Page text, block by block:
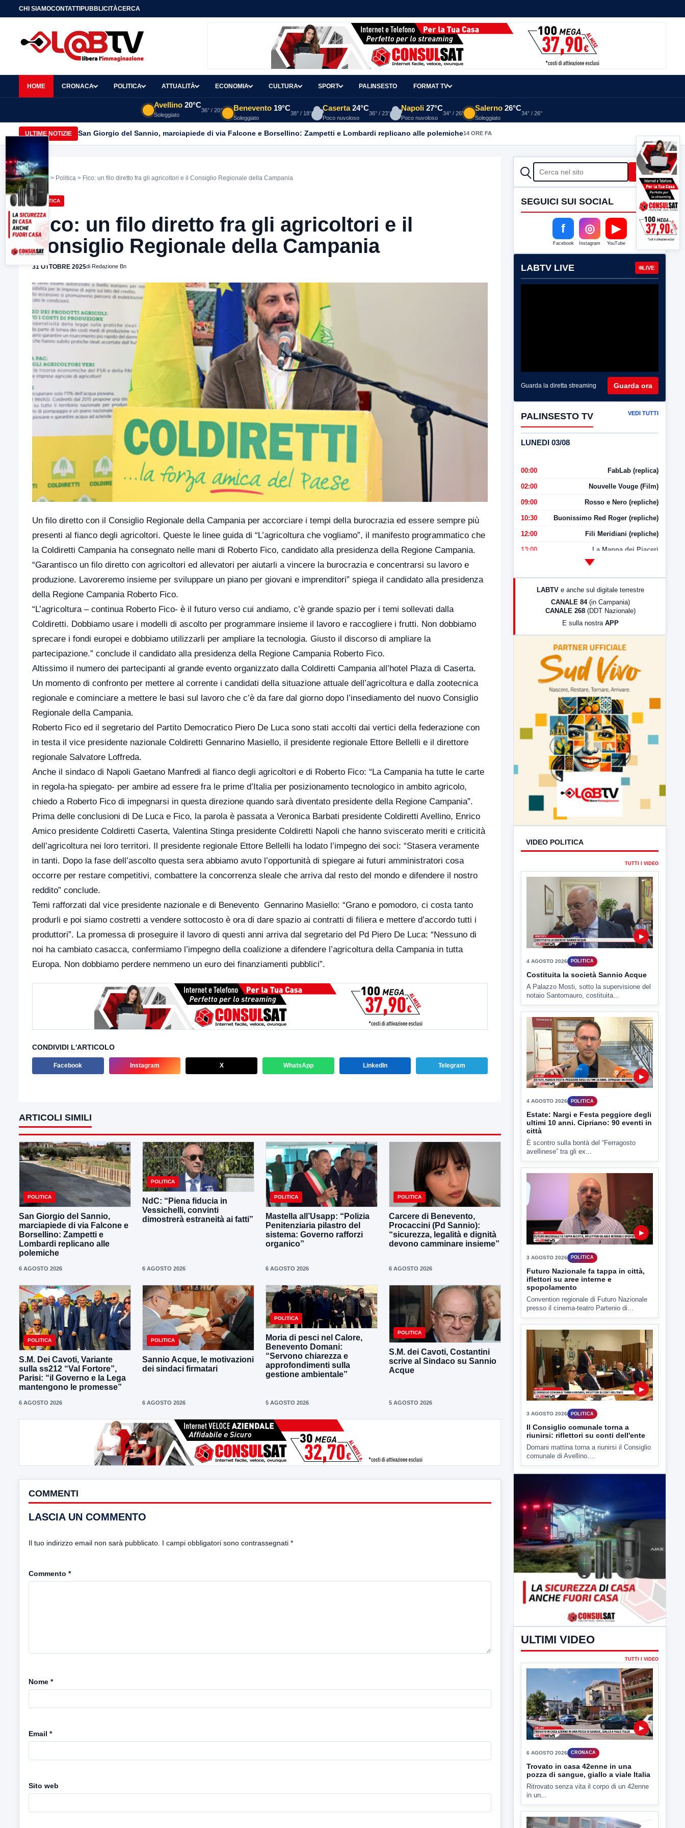
CHI SIAMOCONTATTIPUBBLICITÀCERCA
HOME CRONACA POLITICA ATTUALITÀ ECONOMIA CULTURA SPORT PALINSESTO FORMAT TV
Avellino 20°C
Soleggiato
36° / 20° Benevento 19°C
Soleggiato
38° / 18°
Caserta 24°C
Poco nuvoloso
36° / 23°
Napoli 27°C
Poco nuvoloso
34° / 26°
Salerno 26°C
Soleggiato
34° / 26°
ULTIME NOTIZIE San Giorgio del Sannio, marciapiede di via Falcone e Borsellino: Zampetti e Lombardi replicano alle polemiche14 ORE FA
Home > Politica > Fico: un filo diretto fra gli agricoltori e il Consiglio Regionale della Campania
POLITICA
Fico: un filo diretto fra gli agricoltori e il
Consiglio Regionale della Campania
31 OTTOBRE 2025di Redazione Bn
Un filo diretto con il Consiglio Regionale della Campania per accorciare i tempi della burocrazia ed essere sempre più
presenti al fianco degli agricoltori. Queste le linee guida di “L’agricoltura che vogliamo”, il manifesto programmatico che
la Coldiretti Campania ha consegnato nelle mani di Roberto Fico, candidato alla presidenza della Regione Campania.
“Garantisco un filo diretto con agricoltori ed allevatori per aiutarli a vincere la burocrazia e concentrarsi su lavoro e
produzione. Lavoreremo insieme per sviluppare un piano per giovani e imprenditori” spiega il candidato alla presidenza
della Regione Campania Roberto Fico.
“L’agricoltura – continua Roberto Fico- è il futuro verso cui andiamo, c’è grande spazio per i temi sollevati dalla
Coldiretti. Dobbiamo usare i modelli di ascolto per programmare insieme il lavoro e raccogliere i frutti. Non dobbiamo
sprecare i fondi europei e dobbiamo utilizzarli per ampliare la tecnologia. Giusto il discorso di ampliare la
partecipazione.” conclude il candidato alla presidenza della Regione Campania Roberto Fico.
Altissimo il numero dei partecipanti al grande evento organizzato dalla Coldiretti Campania all’hotel Plaza di Caserta.
Un momento di confronto per mettere al corrente i candidati della situazione attuale dell’agricoltura e dalla zootecnica
regionale e cominciare a mettere le basi sul lavoro che c’è da fare dal giorno dopo l’insediamento del nuovo Consiglio
Regionale della Campania.
Roberto Fico ed il segretario del Partito Democratico Piero De Luca sono stati accolti dai vertici della federazione con
in testa il vice presidente nazionale Coldiretti Gennarino Masiello, il presidente regionale Ettore Bellelli e il direttore
regionale Salvatore Loffreda.
Anche il sindaco di Napoli Gaetano Manfredi al fianco degli agricoltori e di Roberto Fico: “La Campania ha tutte le carte
in regola-ha spiegato- per ambire ad essere fra le prime d’Italia per posizionamento tecnologico in ambito agricolo,
chiedo a Roberto Fico di impegnarsi in questa direzione quando sarà diventato presidente della Regione Campania”.
Prima delle conclusioni di De Luca e Fico, la parola è passata a Veronica Barbati presidente Coldiretti Avellino, Enrico
Amico presidente Coldiretti Caserta, Valentina Stinga presidente Coldiretti Napoli che hanno sviscerato meriti e criticità
dell’agricoltura nei loro territori. Il presidente regionale Ettore Bellelli ha lodato l’impegno dei soci: “Stasera veramente
in tanti. Dopo la fase dell’ascolto questa sera abbiamo avuto l’opportunità di spiegare ai futuri amministratori cosa
occorre per restare competitivi, combattere la concorrenza sleale che arriva dal resto del mondo e difendere il nostro
reddito” conclude.
Temi rafforzati dal vice presidente nazionale e di Benevento Gennarino Masiello: “Grano e pomodoro, ci costa tanto
produrli e poi siamo costretti a vendere sottocosto è ora di dare spazio ai contratti di filiera e mettere d’accordo tutti i
produttori”. La promessa di proseguire il lavoro di questi anni arriva dal segretario del Pd Piero De Luca: “Nessuno di
noi ha cambiato casacca, confermiamo l’impegno della coalizione a difendere l’agricoltura della Campania in tutta
Europa. Non dobbiamo perdere nemmeno un euro dei finanziamenti pubblici”.
CONDIVIDI L'ARTICOLO
Facebook Instagram X WhatsApp LinkedIn Telegram
ARTICOLI SIMILI
POLITICA
San Giorgio del Sannio,
marciapiede di via Falcone e
Borsellino: Zampetti e
Lombardi replicano alle
polemiche
6 AGOSTO 2026
POLITICA
NdC: “Piena fiducia in
Vessichelli, convinti
dimostrerà estraneità ai fatti”
6 AGOSTO 2026
POLITICA
Mastella all’Usapp: “Polizia
Penitenziaria pilastro del
sistema: Governo rafforzi
organico”
6 AGOSTO 2026
POLITICA
Carcere di Benevento,
Procaccini (Pd Sannio):
“sicurezza, legalità e dignità
devono camminare insieme”
6 AGOSTO 2026
POLITICA
S.M. Dei Cavoti, Variante
sulla ss212 “Val Fortore”,
Parisi: “il Governo e la Lega
mantengono le promesse”
6 AGOSTO 2026
POLITICA
Sannio Acque, le motivazioni
dei sindaci firmatari
6 AGOSTO 2026
POLITICA
Moria di pesci nel Calore,
Benevento Domani:
“Servono chiarezza e
approfondimenti sulla
gestione ambientale”
5 AGOSTO 2026
POLITICA
S.M. dei Cavoti, Costantini
scrive al Sindaco su Sannio
Acque
5 AGOSTO 2026
COMMENTI
LASCIA UN COMMENTO
Il tuo indirizzo email non sarà pubblicato. I campi obbligatori sono contrassegnati *
Commento *
Nome *
Email *
Sito web
CERCA Cerca
SEGUICI SUI SOCIAL
f
Facebook
◎
Instagram
▶
YouTube
LABTV LIVE LIVE
Guarda la diretta streaming Guarda ora
PALINSESTO TV VEDI TUTTI
LUNEDI 03/08
00:00 FabLab (replica)
02:00 Nouvelle Vouge (Film)
09:00 Rosso e Nero (repliche)
10:30 Buonissimo Red Roger (repliche)
12:00 Fili Meridiani (repliche)
13:00 La Mappa dei Piaceri
LabNews (Diretta)
LabNews (replica)
LABTV e anche sul digitale terrestre
CANALE 84 (in Campania)
CANALE 268 (DDT Nazionale)
E sulla nostra APP
VIDEO POLITICA
TUTTI I VIDEO
4 AGOSTO 2026 POLITICA
Costituita la società Sannio Acque
A Palazzo Mosti, sotto la supervisione del
notaio Santomauro, costituita...
Estate: Nargi e Festa peggiore degli
ultimi 10 anni. Cipriano: 90 eventi in
città
È scontro sulla bontà del “Ferragosto
avellinese” tra gli ex...
▶
Futuro Nazionale fa tappa in città,
iflettori su aree interne e
spopolamento
Convention regionale di Futuro Nazionale
presso il cinema-teatro Partenio di...
Il Consiglio comunale torna a
riunirsi: riflettori su conti dell'ente
Domani mattina torna a riunirsi il Consiglio
comunale di Avellino....
ULTIMI VIDEO